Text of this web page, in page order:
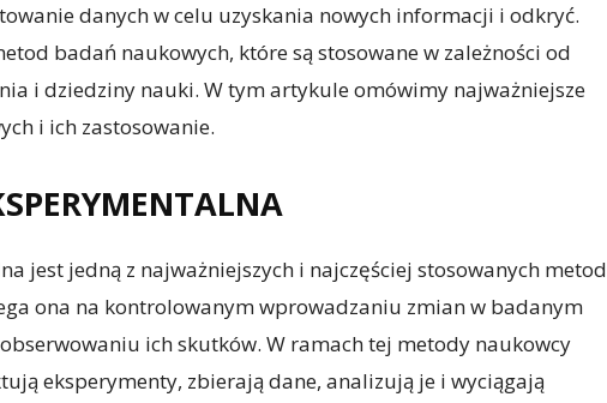
danych w celu uzyskania nowych informacji i odkryć.
badań naukowych, które są stosowane w zależności od
i dziedziny nauki. W tym artykule omówimy najważniejsze
i ich zastosowanie.
jest jedną z najważniejszych i najczęściej stosowanych metod
ona na kontrolowanym wprowadzaniu zmian w badanym
ich skutków. W ramach tej metody naukowcy
eksperymenty, zbierają dane, analizują je i wyciągają